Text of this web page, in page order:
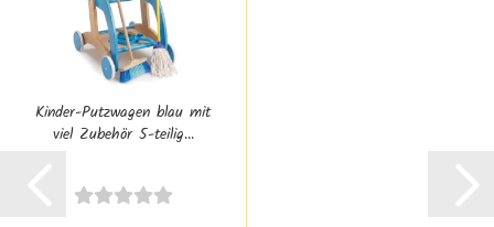
Kinder-Putzwagen blau mit
viel Zubehör 5-teilig...